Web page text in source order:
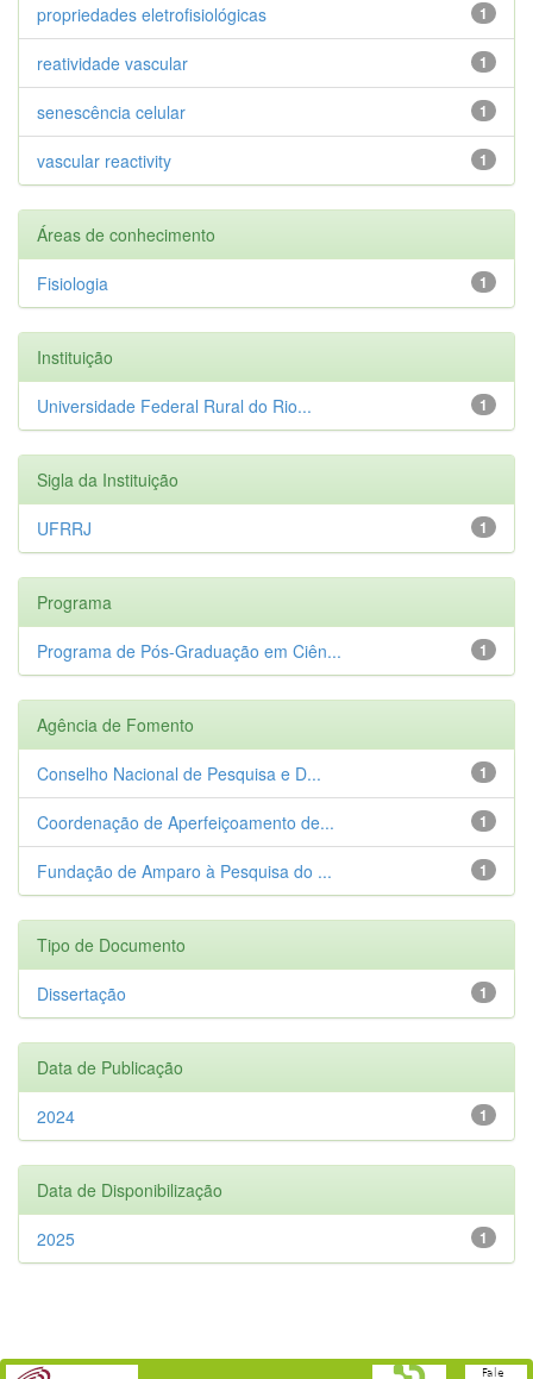
1
propriedades eletrofisiológicas
1
reatividade vascular
1
senescência celular
1
vascular reactivity
Áreas de conhecimento
1
Fisiologia
Instituição
1
Universidade Federal Rural do Rio...
Sigla da Instituição
1
UFRRJ
Programa
1
Programa de Pós-Graduação em Ciên...
Agência de Fomento
1
Conselho Nacional de Pesquisa e D...
1
Coordenação de Aperfeiçoamento de...
1
Fundação de Amparo à Pesquisa do ...
Tipo de Documento
1
Dissertação
Data de Publicação
1
2024
Data de Disponibilização
1
2025